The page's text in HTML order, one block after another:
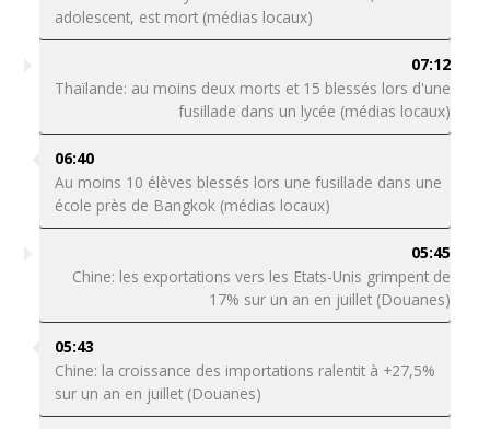
adolescent, est mort (médias locaux)
07:12
Thaïlande: au moins deux morts et 15 blessés lors d'une
fusillade dans un lycée (médias locaux)
06:40
Au moins 10 élèves blessés lors une fusillade dans une
école près de Bangkok (médias locaux)
05:45
Chine: les exportations vers les Etats-Unis grimpent de
17% sur un an en juillet (Douanes)
05:43
Chine: la croissance des importations ralentit à +27,5%
sur un an en juillet (Douanes)